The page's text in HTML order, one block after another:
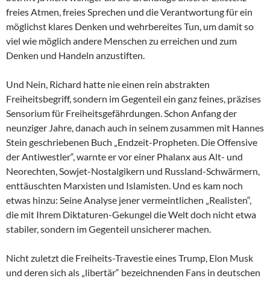
freies Atmen, freies Sprechen und die Verantwortung für ein
möglichst klares Denken und wehrbereites Tun, um damit so
viel wie möglich andere Menschen zu erreichen und zum
Denken und Handeln anzustiften.
Und Nein, Richard hatte nie einen rein abstrakten
Freiheitsbegriff, sondern im Gegenteil ein ganz feines, präzises
Sensorium für Freiheitsgefährdungen. Schon Anfang der
neunziger Jahre, danach auch in seinem zusammen mit Hannes
Stein geschriebenen Buch „Endzeit-Propheten. Die Offensive
der Antiwestler“, warnte er vor einer Phalanx aus Alt- und
Neorechten, Sowjet-Nostalgikern und Russland-Schwärmern,
enttäuschten Marxisten und Islamisten. Und es kam noch
etwas hinzu: Seine Analyse jener vermeintlichen „Realisten“,
die mit Ihrem Diktaturen-Gekungel die Welt doch nicht etwa
stabiler, sondern im Gegenteil unsicherer machen.
Nicht zuletzt die Freiheits-Travestie eines Trump, Elon Musk
und deren sich als „libertär“ bezeichnenden Fans in deutschen